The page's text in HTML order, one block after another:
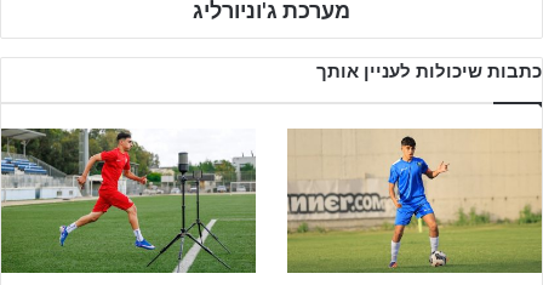
מערכת ג'וניורליג
כתבות שיכולות לעניין אותך